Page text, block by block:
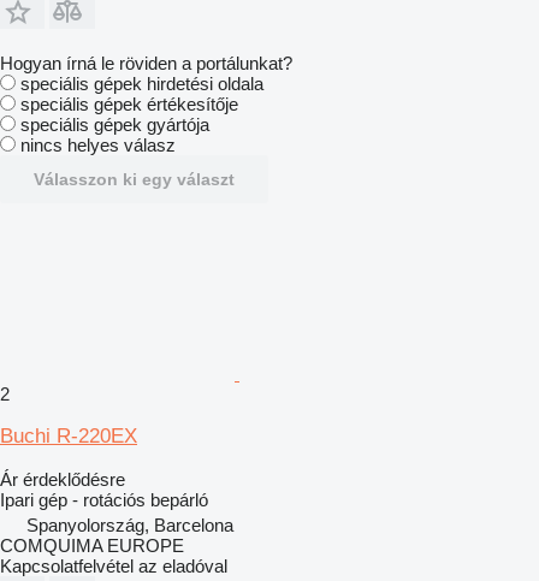
Hogyan írná le röviden a portálunkat?
speciális gépek hirdetési oldala
speciális gépek értékesítője
speciális gépek gyártója
nincs helyes válasz
Válasszon ki egy választ
2
Buchi R-220EX
Ár érdeklődésre
Ipari gép - rotációs bepárló
Spanyolország, Barcelona
COMQUIMA EUROPE
Kapcsolatfelvétel az eladóval